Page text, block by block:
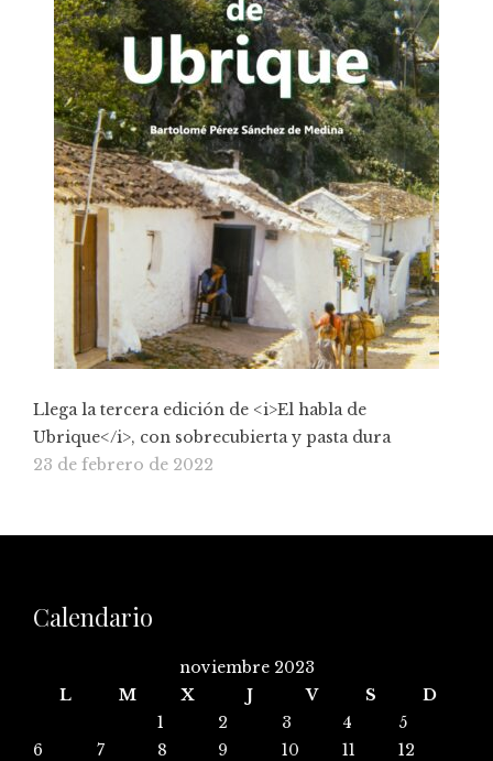
Llega la tercera edición de <i>El habla de
Ubrique</i>, con sobrecubierta y pasta dura
23 de febrero de 2022
Calendario
noviembre 2023
L
M X J V S
D
1
2 3 4
5
6
7 8 9 10 11
12